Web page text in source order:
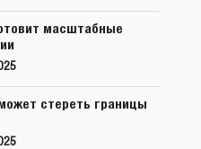
масштабные
стереть границы